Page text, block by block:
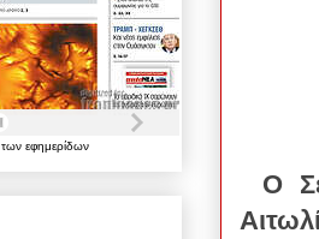
Ο
των εφημερίδων